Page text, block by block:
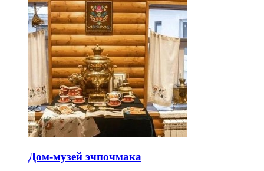
Дом-музей эчпочмака